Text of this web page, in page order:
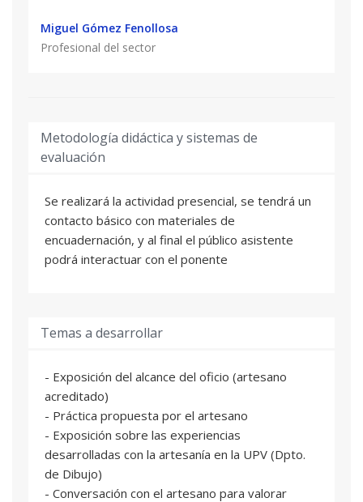
Miguel Gómez Fenollosa
Profesional del sector
Metodología didáctica y sistemas de
evaluación
Se realizará la actividad presencial, se tendrá un
contacto básico con materiales de
encuadernación, y al final el público asistente
podrá interactuar con el ponente
Temas a desarrollar
- Exposición del alcance del oficio (artesano
acreditado)
- Práctica propuesta por el artesano
- Exposición sobre las experiencias
desarrolladas con la artesanía en la UPV (Dpto.
de Dibujo)
- Conversación con el artesano para valorar